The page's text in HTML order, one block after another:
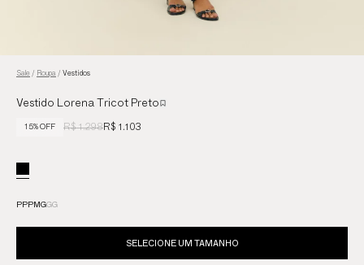
Sale / Roupa / Vestidos
Vestido Lorena Tricot Preto
15% OFF R$ 1.298R$ 1.103
PPPMGGG
SELECIONE UM TAMANHO